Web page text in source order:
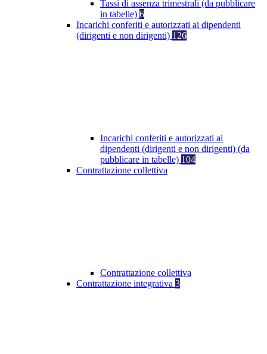
Tassi di assenza trimestrali (da pubblicare
in tabelle) 6
Incarichi conferiti e autorizzati ai dipendenti
(dirigenti e non dirigenti) 126
Incarichi conferiti e autorizzati ai
dipendenti (dirigenti e non dirigenti) (da
pubblicare in tabelle) 104
Contrattazione collettiva
Contrattazione collettiva
Contrattazione integrativa 3